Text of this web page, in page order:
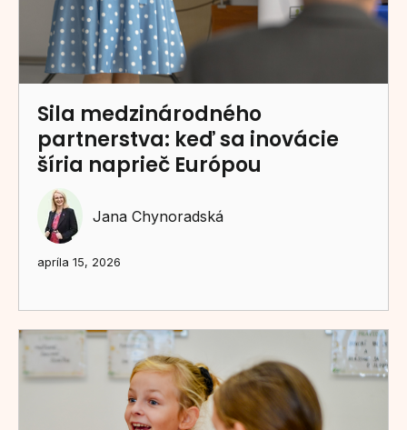
Sila medzinárodného
partnerstva: keď sa inovácie
šíria naprieč Európou
Jana Chynoradská
apríla 15, 2026